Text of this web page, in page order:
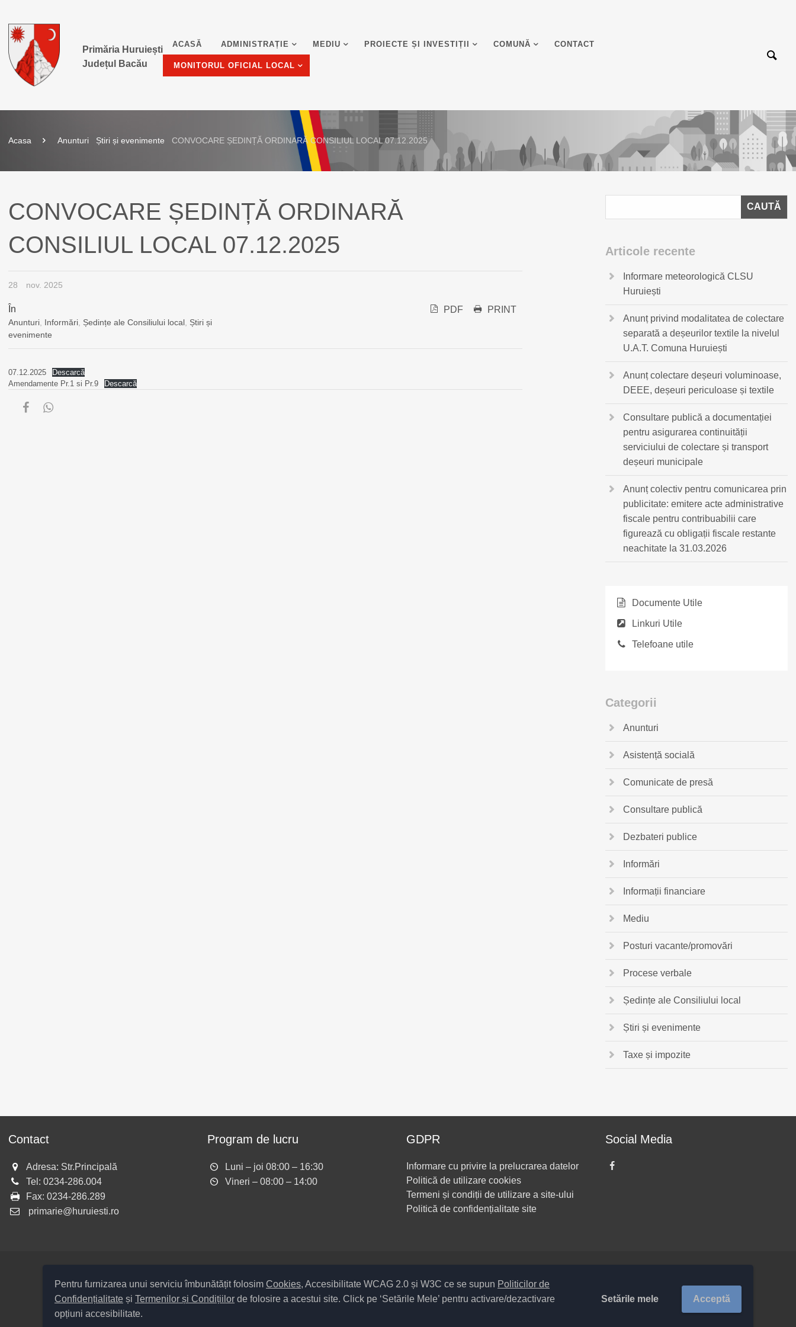
Pentru furnizarea unui serviciu îmbunătățit folosim Cookies, Accesibilitate WCAG 2.0 și W3C ce se supun Politicilor de
Confidențialitate și Termenilor și Condițiilor de folosire a acestui site. Click pe ‘Setările Mele’ pentru activare/dezactivare
opțiuni accesibilitate.
Setările mele Acceptă
Primăria Huruiești
Județul Bacău
ACASĂ ADMINISTRAȚIE MEDIU PROIECTE ȘI INVESTIȚII COMUNĂ CONTACT
MONITORUL OFICIAL LOCAL
Acasa Anunturi Știri și evenimente CONVOCARE ȘEDINȚĂ ORDINARĂ CONSILIUL LOCAL 07.12.2025
CONVOCARE ȘEDINȚĂ ORDINARĂ
CONSILIUL LOCAL 07.12.2025
28 nov. 2025
În
Anunturi Informări Ședințe ale Consiliului local Știri și
evenimente
PDF PRINT
07.12.2025
Descarcă
Amendamente Pr.1 si Pr.9
Descarcă
Articole recente
Informare meteorologică CLSU
Huruiești
Anunț privind modalitatea de colectare
separată a deșeurilor textile la nivelul
U.A.T. Comuna Huruiești
Anunț colectare deșeuri voluminoase,
DEEE, deșeuri periculoase și textile
Consultare publică a documentației
pentru asigurarea continuității
serviciului de colectare și transport
deșeuri municipale
Anunț colectiv pentru comunicarea prin
publicitate: emitere acte administrative
fiscale pentru contribuabilii care
figurează cu obligații fiscale restante
neachitate la 31.03.2026
Documente Utile
Linkuri Utile
Telefoane utile
Categorii
Anunturi
Asistență socială
Comunicate de presă
Consultare publică
Dezbateri publice
Informări
Informații financiare
Mediu
Posturi vacante/promovări
Procese verbale
Ședințe ale Consiliului local
Știri și evenimente
Taxe și impozite
Contact
Adresa: Str.Principală
Tel: 0234-286.004
Fax: 0234-286.289
primarie@huruiesti.ro
Program de lucru
Luni – joi 08:00 – 16:30
Vineri – 08:00 – 14:00
GDPR
Informare cu privire la prelucrarea datelor
Politică de utilizare cookies
Termeni și condiții de utilizare a site-ului
Politică de confidențialitate site
Social Media
Setări Cookies și Accesibilitate
Cod Județ 4 / Județul Bacău / Tipul UAT – 14 – C – Comună / Codul SIRUTA al Unității Administrativ Teritoriale COMUNA 23047 / |